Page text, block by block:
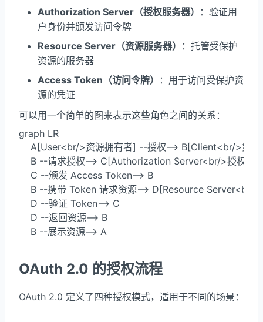
Authorization Server（授权服务器）
：验证用
户身份并颁发访问令牌
Resource Server（资源服务器）
：托管受保护
资源的服务器
Access Token（访问令牌）
：用于访问受保护资
源的凭证
可以用一个简单的图来表示这些角色之间的关系：
graph LR
A[User<br/>资源拥有者] --授权--> B[Client<br/>第
B --请求授权--> C[Authorization Server<br/>授权服
    C --颁发 Access Token--> B
B --携带 Token 请求资源--> D[Resource Server<br/
    D --验证 Token--> C
    D --返回资源--> B
    B --展示资源--> A
OAuth 2.0 的授权流程
OAuth 2.0 定义了四种授权模式，适用于不同的场景：